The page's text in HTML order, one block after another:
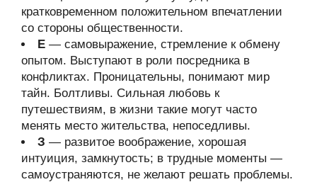
кратковременном положительном впечатлении
со стороны общественности.
Е — самовыражение, стремление к обмену
опытом. Выступают в роли посредника в
конфликтах. Проницательны, понимают мир
тайн. Болтливы. Сильная любовь к
путешествиям, в жизни такие могут часто
менять место жительства, непоседливы.
З — развитое воображение, хорошая
интуиция, замкнутость; в трудные моменты —
самоустраняются, не желают решать проблемы.